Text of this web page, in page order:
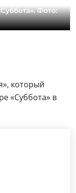
Фото:
который
«Суббота» в